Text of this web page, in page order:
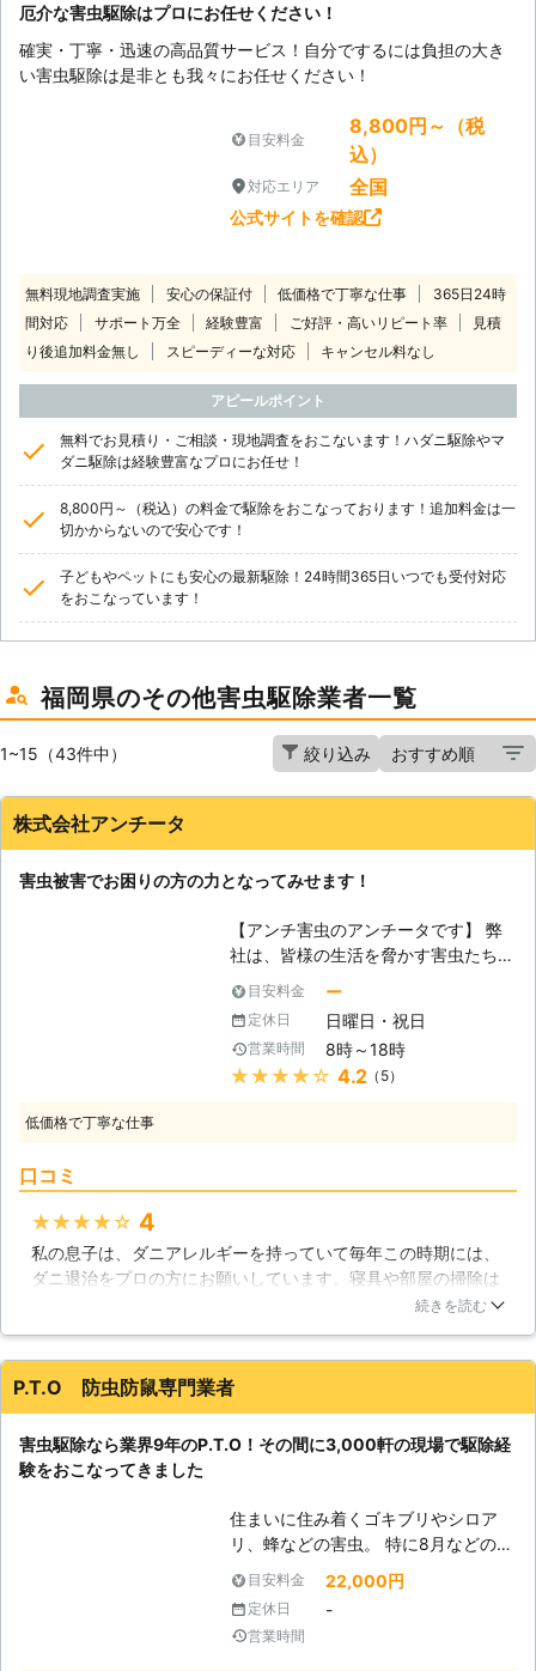
厄介な害虫駆除はプロにお任せください！
確実・丁寧・迅速の高品質サービス！自分でするには負担の大き
い害虫駆除は是非とも我々にお任せください！
目安料金
8,800円～（税
込）
対応エリア 全国
公式サイトを確認
無料現地調査実施 安心の保証付 低価格で丁寧な仕事
365日24時
間対応
サポート万全 経験豊富 ご好評・高いリピート率
見積
り後追加料金無し
スピーディーな対応 キャンセル料なし
アピールポイント
無料でお見積り・ご相談・現地調査をおこないます！ハダニ駆除やマ
ダニ駆除は経験豊富なプロにお任せ！
8,800円～（税込）の料金で駆除をおこなっております！追加料金は一
切かからないので安心です！
子どもやペットにも安心の最新駆除！24時間365日いつでも受付対応
をおこなっています！
福岡県のその他害虫駆除業者一覧
1~15（43件中） 絞り込み
株式会社アンチータ
害虫被害でお困りの方の力となってみせます！
【アンチ害虫のアンチータです】 弊
社は、皆様の生活を脅かす害虫たちを
対策する株式会社アンチータ消毒で
す。ひそかに忍び寄る害虫たちはとて
も厄介で、気づいた時には大変な事態
に立ってしまっていたということも少
なくないのが害虫問題です。きっとお
しては非常に悲しい気持ちになりま
す。お困りの方を、一人でも多くお救
いしたいのです。この気持ちだけはき
っとどこの業者にも負けないと信じて
おります。ですので、非常時には是非
私たちにお任せください。 【厄介な
問題です。虫嫌いの方の精神面での被
害ももちろんですが、それ以上に種類
ジ、お住まいの方のアレルギー、刺傷
被害は深刻です。被害が発生してから
では遅いですから、前もって対策を立
てるか、事態に気づいた段階で早急に
対応を取ることが推奨されるでしょ
う。放っておくと大変なことになって
目安料金 ー
定休日 日曜日・祝日
営業時間 8時～18時
★★★★★ 4.2 （5）
低価格で丁寧な仕事
口コミ
★★★★★ 4
私の息子は、ダニアレルギーを持っていて毎年この時期には、
ダニ退治をプロの方にお願いしています。寝具や部屋の掃除は
小まめにしていても、畳や押し入れ等に潜むダニに対してはな
し、金額も安い方だと思います。スタッフの方は親切で明るい
方なので、相談もしやすかったです。
福岡県 福岡市東区 2016年11月30日
続きを読む
P.T.O 防虫防鼠専門業者
害虫駆除なら業界9年のP.T.O！その間に3,000軒の現場で駆除経
験をおこなってきました
住まいに住み着くゴキブリやシロア
リ、蜂などの害虫。 特に8月などの夏
の時期になりますと活動する害虫も多
く、害虫被害に遭われる方も多いでし
ょう。 そのため、被害が拡大する前
に駆除しておきたいものですよね。
目安料金 22,000円
定休日 -
営業時間